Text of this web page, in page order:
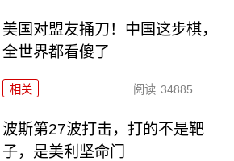
美国对盟友捅刀！中国这步棋，
全世界都看傻了
相关 阅读 34885
波斯第27波打击，打的不是靶
子，是美利坚命门